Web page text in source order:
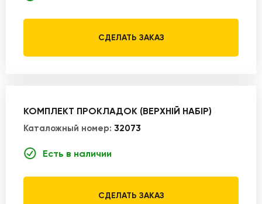
СДЕЛАТЬ ЗАКАЗ
КОМПЛЕКТ ПРОКЛАДОК (ВЕРХНІЙ НАБІР)
Каталожный номер: 32073
Есть в наличии
СДЕЛАТЬ ЗАКАЗ